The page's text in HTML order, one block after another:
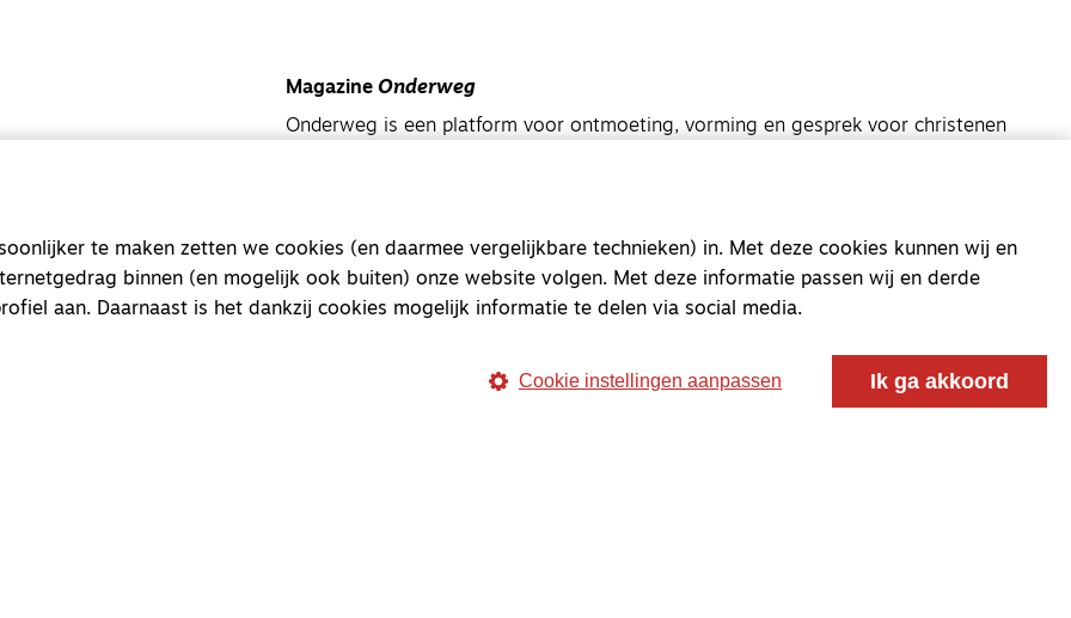
Magazine Onderweg
Onderweg is een platform voor ontmoeting, vorming en gesprek voor christenen
Kvk-nummer 33277063
NL46 INGB 0117 5827 86
te maken zetten we cookies (en daarmee vergelijkbare technieken) in. Met deze cookies kunnen wij en
binnen (en mogelijk ook buiten) onze website volgen. Met deze informatie passen wij en derde
aan. Daarnaast is het dankzij cookies mogelijk informatie te delen via social media.
Cookie instellingen aanpassen Ik ga akkoord